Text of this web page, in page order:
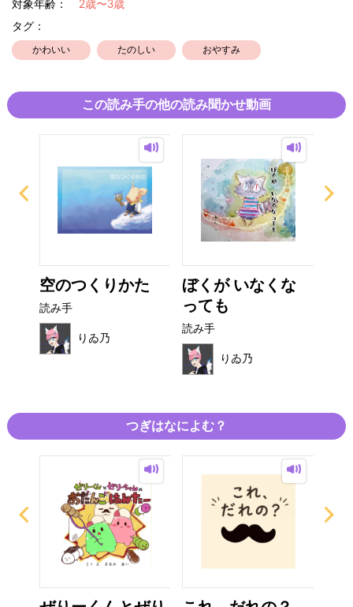
対象年齢：
2歳〜3歳
タグ：
かわいい たのしい おやすみ
この読み手の他の読み聞かせ動画
空のつくりかた
読み手
りゐ乃
ぼくが いなくな
っても
読み手
りゐ乃
つぎはなによむ？